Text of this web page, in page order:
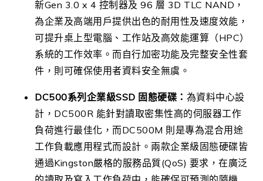
新Gen 3.0 x 4 控制器及 96 層 3D TLC NAND ，
為企業及高端用戶提供出色的耐用性及速度效能，
可提升桌上型電腦、工作站及高效能運算（HPC）
系統的工作效率。而自行加密功能及完整安全性套
件，則可確保使用者資料安全無虞。
DC500系列企業級SSD 固態硬碟： 為資料中心設
計， DC500R 能針對讀取密集性高的伺服器工作
負荷進行最佳化，而DC500M 則是專為混合用途
工作負載應用程式而設計。兩款企業級固態硬碟皆
通過Kingston嚴格的服務品質(QoS) 要求，在廣泛